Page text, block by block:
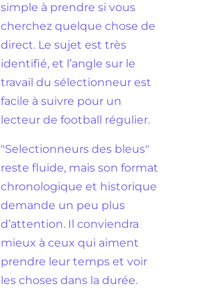
simple à prendre si vous
cherchez quelque chose de
direct. Le sujet est très
identifié, et l’angle sur le
travail du sélectionneur est
facile à suivre pour un
lecteur de football régulier.
"Selectionneurs des bleus"
reste fluide, mais son format
chronologique et historique
demande un peu plus
d’attention. Il conviendra
mieux à ceux qui aiment
prendre leur temps et voir
les choses dans la durée.